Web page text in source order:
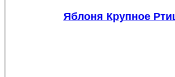
Яблоня Крупное